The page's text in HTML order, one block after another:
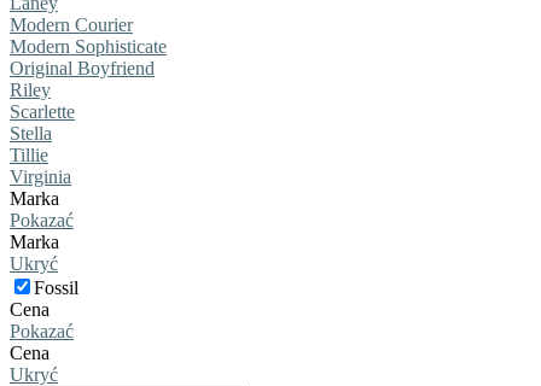
Modern Courier
Modern Sophisticate
Original Boyfriend
Riley
Scarlette
Stella
Tillie
Virginia
Marka
Pokazać
Marka
Ukryć
Fossil
Cena
Pokazać
Cena
Ukryć